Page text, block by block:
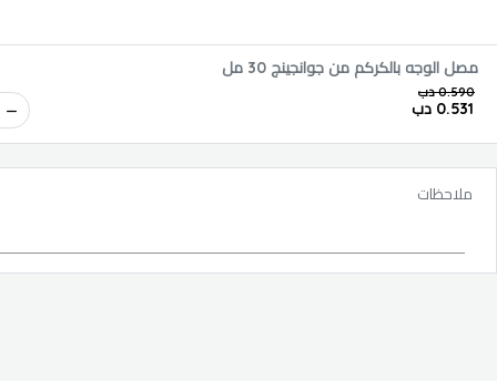
مصل الوجه بالكركم من جوانجينج 30 مل
0.590 دب
0.531 دب
ملاحظات